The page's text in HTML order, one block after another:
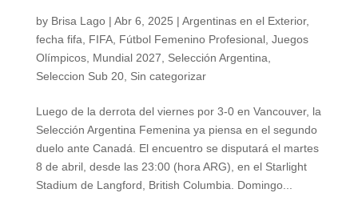
by Brisa Lago| Abr 6, 2025 | Argentinas en el Exterior,
fecha fifa
FIFA, Fútbol Femenino Profesional, Juegos
Olímpicos, Mundial 2027 Selección Argentina
Seleccion Sub 20, Sin categorizar
Luego de la derrota del viernes por 3-0 en Vancouver, la
Selección Argentina Femenina ya piensa en el segundo
duelo ante Canadá. El encuentro se disputará el martes
8 de abril, desde las 23:00 (hora ARG), en el Starlight
Stadium de Langford, British Columbia. Domingo...